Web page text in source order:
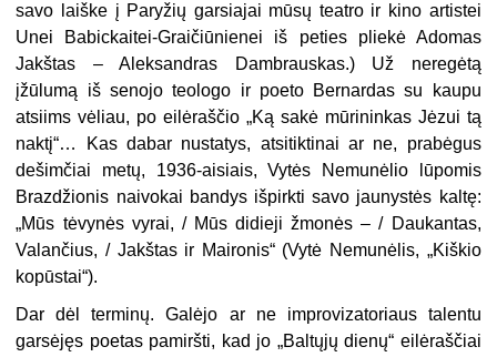
savo laiške į Paryžių garsiajai mūsų teatro ir kino artistei
Unei Babickaitei-Graičiūnienei iš peties pliekė Adomas
Jakštas – Aleksandras Dambrauskas.) Už neregėtą
įžūlumą iš senojo teologo ir poeto Bernardas su kaupu
atsiims vėliau, po eilėraščio „Ką sakė mūrininkas Jėzui tą
naktį“… Kas dabar nustatys, atsitiktinai ar ne, prabėgus
dešimčiai metų, 1936-aisiais, Vytės Nemunėlio lūpomis
Brazdžionis naivokai bandys išpirkti savo jaunystės kaltę:
„Mūs tėvynės vyrai, / Mūs didieji žmonės – / Daukantas,
Valančius, / Jakštas ir Maironis“ (Vytė Nemunėlis, „Kiškio
kopūstai“).
Dar dėl terminų. Galėjo ar ne improvizatoriaus talentu
garsėjęs poetas pamiršti, kad jo „Baltųjų dienų“ eilėraščiai